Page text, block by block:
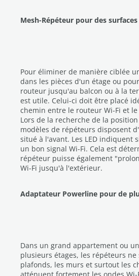
Mesh-Répéteur pour des
Pour éliminer de manière ciblée
dans les pièces d'un étage ou
routeur jusqu'au balcon ou à la
est utile. Celui-ci doit être placé
chemin entre le routeur Wi-Fi et
Lors de la recherche de la
modèles de répéteurs disposent
situé à l'avant. Les LED indiquent
un bon signal Wi-Fi. Cela est
répéteur puisse également
Wi-Fi jusqu'à l'extérieur.
Adaptateur Powerline pour de
Dans un grand appartement ou
plusieurs étages, les répéteurs ne
plafonds, les murs et surtout les